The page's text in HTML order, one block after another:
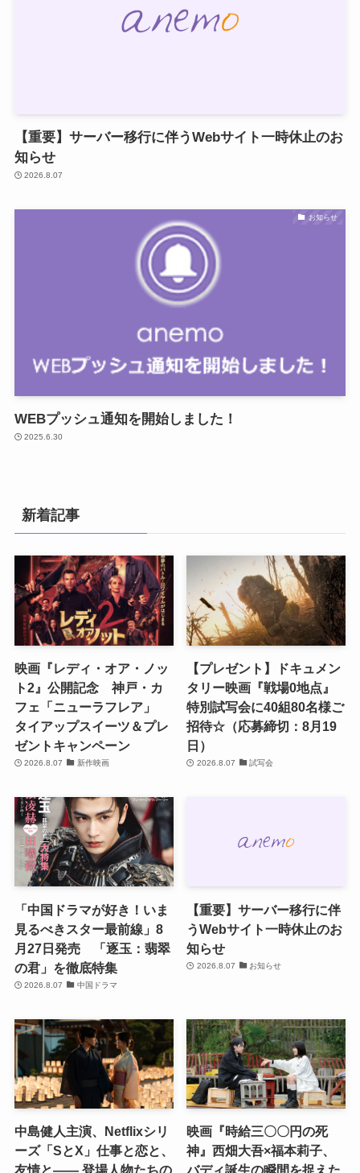
【重要】サーバー移行に伴うWebサイト一時休止のお
知らせ
2026.8.07
お知らせ
WEBプッシュ通知を開始しました！
2025.6.30
新着記事
映画『レディ・オア・ノッ
ト2』公開記念 神戸・カ
フェ「ニューラフレア」
タイアップスイーツ＆プレ
ゼントキャンペーン
2026.8.07 新作映画
【プレゼント】ドキュメン
タリー映画『戦場0地点』
特別試写会に40組80名様ご
招待☆（応募締切：8月19
日）
2026.8.07 試写会
「中国ドラマが好き！いま
見るべきスター最前線」8
月27日発売 「逐玉：翡翠
の君」を徹底特集
2026.8.07 中国ドラマ
【重要】サーバー移行に伴
うWebサイト一時休止のお
知らせ
2026.8.07 お知らせ
中島健人主演、Netflixシリ
ーズ「SとX」仕事と恋と、
友情と―― 登場人物たちの
映画『時給三〇〇円の死
神』西畑大吾×福本莉子、
バディ誕生の瞬間を捉えた